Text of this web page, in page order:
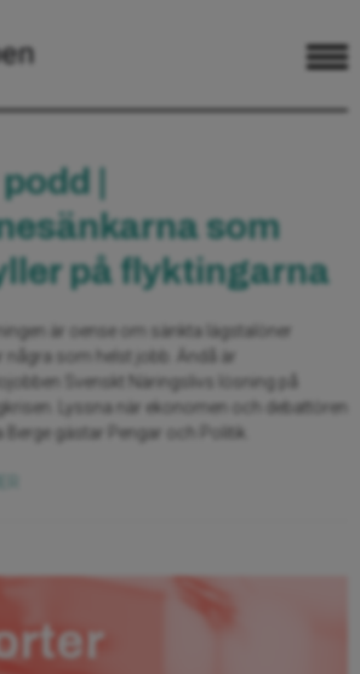
|
som
på flyktingarna
är oense om sänkta lägstalöner
några som helst jobb. Ändå är
Svenskt Näringslivs lösning på
Lyssna när ekonomen och debattören
Berge gästar Pengar och Politik.